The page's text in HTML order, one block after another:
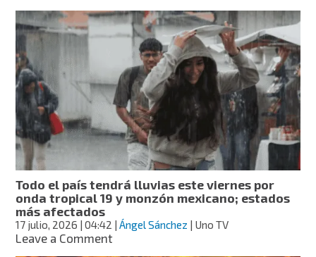
tropical
19
podría
convertirse
en
ciclón
este
sábado;
SMN
prevé
lluvias
en
todo
el
país
Todo el país tendrá lluvias este viernes por
onda tropical 19 y monzón mexicano; estados
más afectados
17 julio, 2026 | 04:42 |Ángel Sánchez | Uno TV
Leave a Commenton